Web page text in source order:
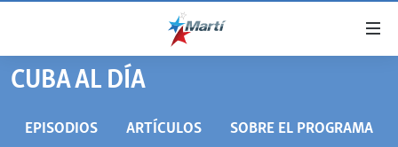
accesibilidad
contenido
TITULARES
CUBA
CUBA AL DÍA
EPISODIOS ARTÍCULOS SOBRE EL PROGRAMA